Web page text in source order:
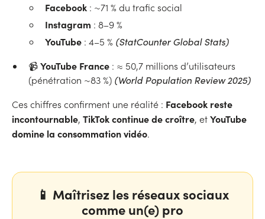
Facebook : ~71 % du trafic social
Instagram : 8–9 %
YouTube : 4–5 % (StatCounter Global Stats)
📹YouTube France : ≈ 50,7 millions d’utilisateurs
(pénétration ~83 %) (World Population Review 2025)
Ces chiffres confirment une réalité : Facebook reste
incontournable, TikTok continue de croître, etYouTube
domine la consommation vidéo.
📱 Maîtrisez les réseaux sociaux
comme un(e) pro